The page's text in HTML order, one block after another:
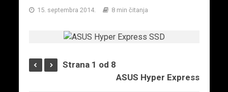
15. septembra 2014. 8 min čitanja
Strana 1 od 8
ASUS Hyper Express